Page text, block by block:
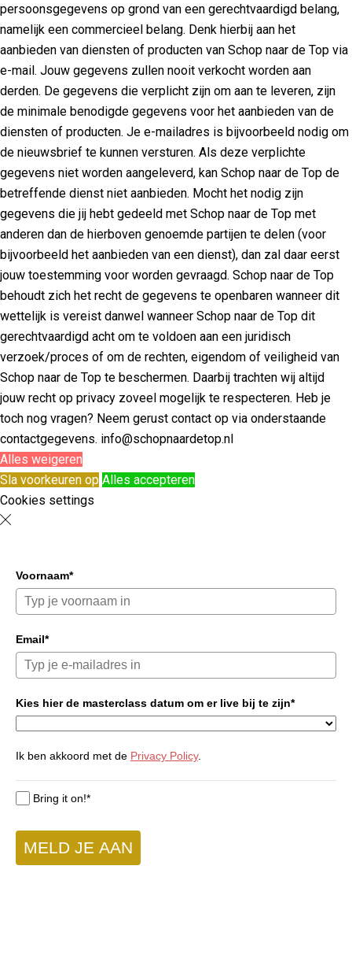
persoonsgegevens op grond van een gerechtvaardigd belang,
namelijk een commercieel belang. Denk hierbij aan het
aanbieden van diensten of producten van Schop naar de Top via
e-mail. Jouw gegevens zullen nooit verkocht worden aan
derden. De gegevens die verplicht zijn om aan te leveren, zijn
de minimale benodigde gegevens voor het aanbieden van de
diensten of producten. Je e-mailadres is bijvoorbeeld nodig om
de nieuwsbrief te kunnen versturen. Als deze verplichte
gegevens niet worden aangeleverd, kan Schop naar de Top de
betreffende dienst niet aanbieden. Mocht het nodig zijn
gegevens die jij hebt gedeeld met Schop naar de Top met
anderen dan de hierboven genoemde partijen te delen (voor
bijvoorbeeld het aanbieden van een dienst), dan zal daar eerst
jouw toestemming voor worden gevraagd. Schop naar de Top
behoudt zich het recht de gegevens te openbaren wanneer dit
wettelijk is vereist danwel wanneer Schop naar de Top dit
gerechtvaardigd acht om te voldoen aan een juridisch
verzoek/proces of om de rechten, eigendom of veiligheid van
Schop naar de Top te beschermen. Daarbij trachten wij altijd
jouw recht op privacy zoveel mogelijk te respecteren. Heb je
toch nog vragen? Neem gerust contact op via onderstaande
contactgegevens. info@schopnaardetop.nl
Alles weigeren
Sla voorkeuren op Alles accepteren
Cookies settings
Voornaam*
Email*
Kies hier de masterclass datum om er live bij te zijn*
Ik ben akkoord met de Privacy Policy.
Bring it on!*
MELD JE AAN